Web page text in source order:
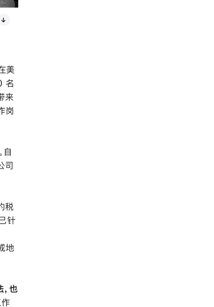
美
名
来
岗
自
司
税
针
地
也